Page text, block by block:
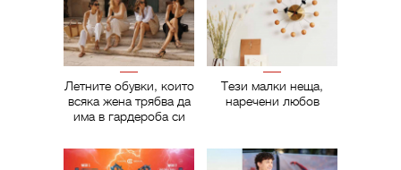
Летните обувки, които
всяка жена трябва да
има в гардероба си
Тези малки неща,
наречени любов